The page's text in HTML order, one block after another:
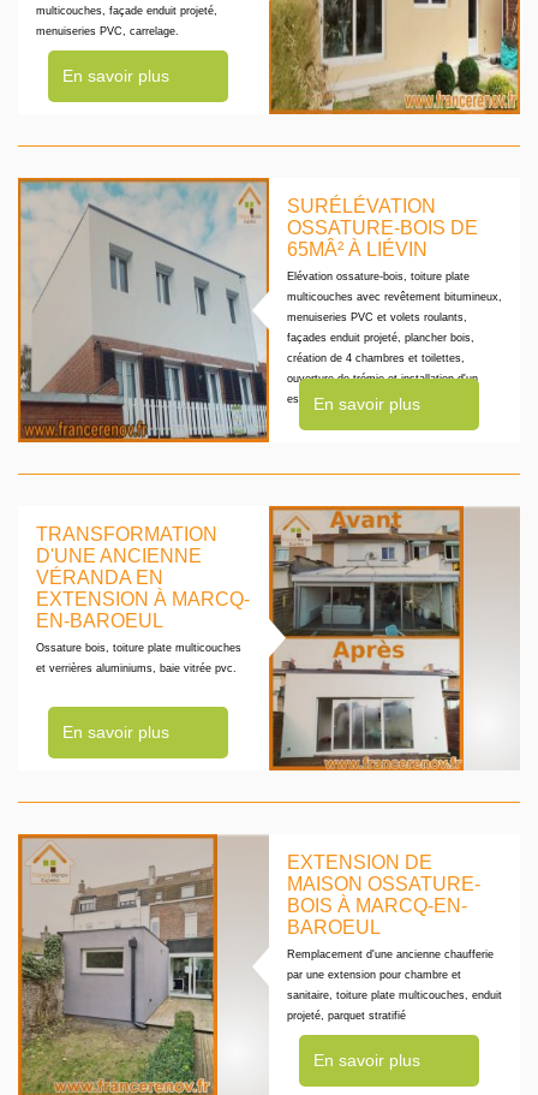
multicouches, façade enduit projeté,
menuiseries PVC, carrelage.
En savoir plus
SURÉLÉVATION
OSSATURE-BOIS DE
65MÂ² À LIÉVIN
Elévation ossature-bois, toiture plate
multicouches avec revêtement bitumineux,
menuiseries PVC et volets roulants,
façades enduit projeté, plancher bois,
création de 4 chambres et toilettes,
ouverture de trémie et installation d'un
escalier hêtre massif
En savoir plus
TRANSFORMATION
D'UNE ANCIENNE
VÉRANDA EN
EXTENSION À MARCQ-
EN-BAROEUL
Ossature bois, toiture plate multicouches
et verrières aluminiums, baie vitrée pvc.
En savoir plus
EXTENSION DE
MAISON OSSATURE-
BOIS À MARCQ-EN-
BAROEUL
Remplacement d'une ancienne chaufferie
par une extension pour chambre et
sanitaire, toiture plate multicouches, enduit
projeté, parquet stratifié
En savoir plus